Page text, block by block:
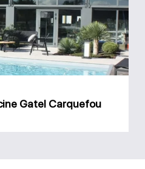
Gatel
Carquefou
Gatel Carquefou